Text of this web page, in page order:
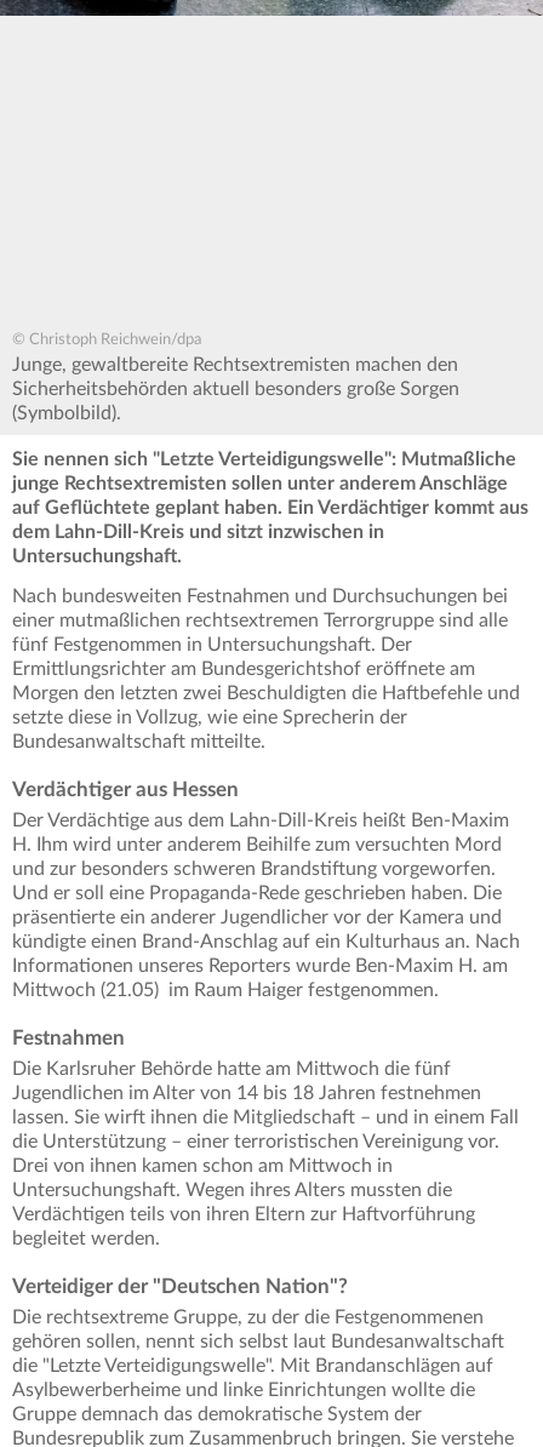
© Christoph Reichwein/dpa
Junge, gewaltbereite Rechtsextremisten machen den
Sicherheitsbehörden aktuell besonders große Sorgen
(Symbolbild).
Sie nennen sich "Letzte Verteidigungswelle": Mutmaßliche
junge Rechtsextremisten sollen unter anderem Anschläge
auf Geflüchtete geplant haben. Ein Verdächtiger kommt aus
dem Lahn-Dill-Kreis und sitzt inzwischen in
Untersuchungshaft.
Nach bundesweiten Festnahmen und Durchsuchungen bei
einer mutmaßlichen rechtsextremen Terrorgruppe sind alle
fünf Festgenommen in Untersuchungshaft. Der
Ermittlungsrichter am Bundesgerichtshof eröffnete am
Morgen den letzten zwei Beschuldigten die Haftbefehle und
setzte diese in Vollzug, wie eine Sprecherin der
Bundesanwaltschaft mitteilte.
Verdächtiger aus Hessen
Der Verdächtige aus dem Lahn-Dill-Kreis heißt Ben-Maxim
H. Ihm wird unter anderem Beihilfe zum versuchten Mord
und zur besonders schweren Brandstiftung vorgeworfen.
Und er soll eine Propaganda-Rede geschrieben haben. Die
präsentierte ein anderer Jugendlicher vor der Kamera und
kündigte einen Brand-Anschlag auf ein Kulturhaus an. Nach
Informationen unseres Reporters wurde Ben-Maxim H. am
Mittwoch (21.05) im Raum Haiger festgenommen.
Festnahmen
Die Karlsruher Behörde hatte am Mittwoch die fünf
Jugendlichen im Alter von 14 bis 18 Jahren festnehmen
lassen. Sie wirft ihnen die Mitgliedschaft – und in einem Fall
die Unterstützung – einer terroristischen Vereinigung vor.
Drei von ihnen kamen schon am Mittwoch in
Untersuchungshaft. Wegen ihres Alters mussten die
Verdächtigen teils von ihren Eltern zur Haftvorführung
begleitet werden.
Verteidiger der "Deutschen Nation"?
Die rechtsextreme Gruppe, zu der die Festgenommenen
gehören sollen, nennt sich selbst laut Bundesanwaltschaft
die "Letzte Verteidigungswelle". Mit Brandanschlägen auf
Asylbewerberheime und linke Einrichtungen wollte die
Gruppe demnach das demokratische System der
Bundesrepublik zum Zusammenbruch bringen. Sie verstehe